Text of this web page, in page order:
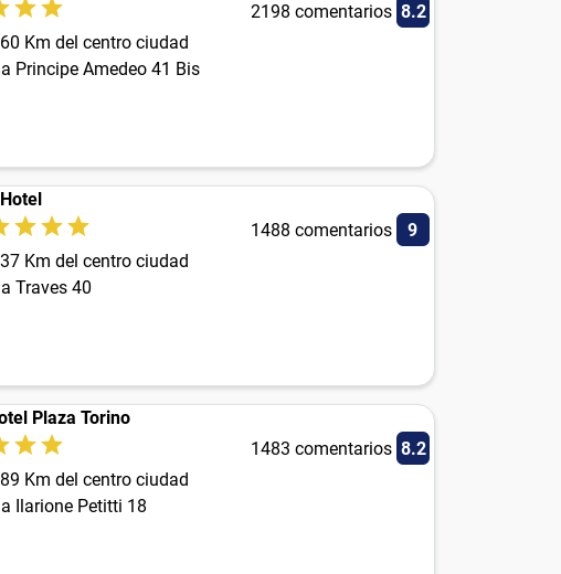
2198 comentarios 8.2
Km del centro ciudad
Principe Amedeo 41 Bis
1488 comentarios
9
Km del centro ciudad
Traves 40
Plaza Torino
1483 comentarios 8.2
Km del centro ciudad
Ilarione Petitti 18